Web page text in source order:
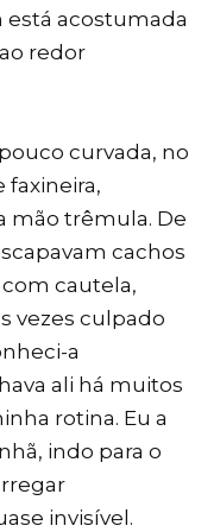
acostumada
redor
curvada, no
mão trêmula. De
cachos
com cautela,
vezes culpado
a
ali há muitos
rotina. Eu a
indo para o
invisível.